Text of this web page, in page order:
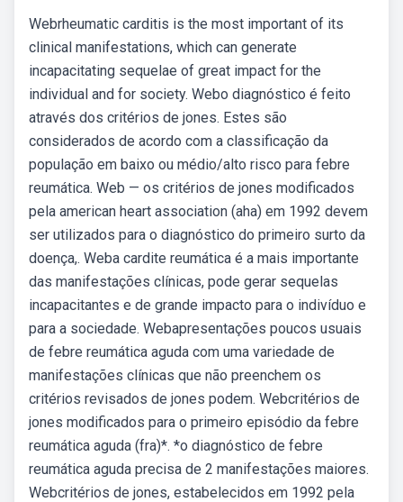
Webrheumatic carditis is the most important of its
clinical manifestations, which can generate
incapacitating sequelae of great impact for the
individual and for society. Webo diagnóstico é feito
através dos critérios de jones. Estes são
considerados de acordo com a classificação da
população em baixo ou médio/alto risco para febre
reumática. Web — os critérios de jones modificados
pela american heart association (aha) em 1992 devem
ser utilizados para o diagnóstico do primeiro surto da
doença,. Weba cardite reumática é a mais importante
das manifestações clínicas, pode gerar sequelas
incapacitantes e de grande impacto para o indivíduo e
para a sociedade. Webapresentações poucos usuais
de febre reumática aguda com uma variedade de
manifestações clínicas que não preenchem os
critérios revisados de jones podem. Webcritérios de
jones modificados para o primeiro episódio da febre
reumática aguda (fra)*. *o diagnóstico de febre
reumática aguda precisa de 2 manifestações maiores.
Webcritérios de jones, estabelecidos em 1992 pela